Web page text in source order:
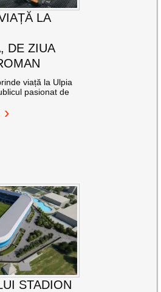
LA
DE ZIUA
viață la Ulpia
pasionat de
STADION